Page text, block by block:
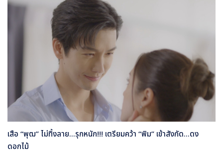
เสือ “พุฒ” ไม่ทิ้งลาย...รุกหนัก!!! เตรียมคว้า “พิม” เข้าสังกัด...ดง
ดอกไม้